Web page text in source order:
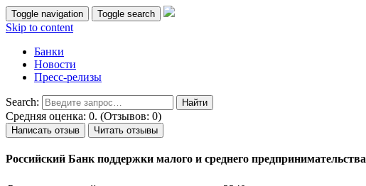
Toggle navigation Toggle search
Skip to content
Банки
Новости
Пресс-релизы
Search:
Средняя оценка: 0. (Отзывов: 0)
Написать отзыв Читать отзывы
Российский Банк поддержки малого и среднего предпринимательства